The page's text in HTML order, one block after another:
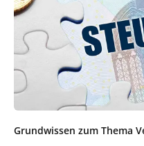
Grundwissen zum Thema